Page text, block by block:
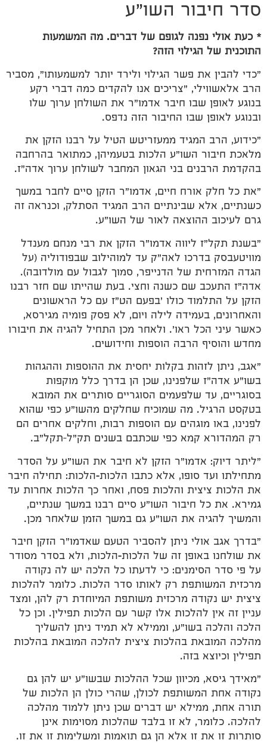
סדר חיבור השו"ע
* כעת אולי נפנה לגופם של דברים. מה המשמעות
התוכנית של הגילוי הזה?
"כדי להבין את פשר הגילוי ולירד יותר למשמעותו", מסביר
הרב אלאשווילי, "צריכים אנו להקדים כמה דברי רקע
בנוגע לאופן שבו חיבר אדמו"ר את השולחן ערוך שלו
ובנוגע לאופן שבו החיבור הזה נדפס.
"כידוע, הרב המגיד ממעזריטש הטיל על רבנו הזקן את
מלאכת חיבור השו"ע הלכות בטעמיהן, כמתואר בהרחבה
בהקדמת הרבנים בני הגאון המחבר לשולחן ערוך אדה"ז.
"את כל חלק אורח חיים, אדמו"ר הזקן סיים לחבר במשך
כשנתיים, אלא שבינתיים הרב המגיד הסתלק, וכנראה זה
גרם לעיכוב ההוצאה לאור של השו"ע.
"בשנת תקל"ז ליווה אדמו"ר הזקן את רבי מנחם מענדל
מוויטעבסק בדרכו לאה"ק עד למוהילוב שבפודוליה (על
הגדה המזרחית של הדנייפר, סמוך לגבול עם מולדובה).
אדה"ז התעכב שם כשנה וחצי. בעת שהייתו שם חזר רבנו
הזקן על התלמוד כולו 'בפעם הט"ז עם כל הראשונים
והאחרונים, בעמידה לילה ויום, לא פסק פומיה מגירסא,
כאשר עיני הכל ראו'. ולאחר מכן התחיל להגיה את חיבורו
מחדש והוסיף הרבה הוספות וחידושים.
"אגב, ניתן לזהות בקלות יחסית את ההוספות וההגהות
בשו"ע אדה"ז שלפנינו, שכן הן בדרך כלל מוקפות
בסוגריים, עד שלפעמים הסוגריים סותרים את המובא
בטקסט הרגיל. מה שמוכיח שחלקים מהשו"ע כפי שהוא
לפנינו, באו מוגהים עם הוספות רבות, וחלקים אחרים הם
רק המהדורא קמא כפי שכתבם בשנים תק"ל–תקל"ב.
"ליתר דיוק: אדמו"ר הזקן לא חיבר את השו"ע על הסדר
מתחילתו ועד סופו, אלא כתבו הלכות-הלכות: תחילה חיבר
את הלכות ציצית והלכות פסח, ואחר כך הלכות אחרות עד
גמירא. את כל חיבור השו"ע סיים רבנו במשך שנתיים,
והמשיך להגיה את השו"ע גם במשך הזמן שלאחר מכן.
"בדרך אגב אולי ניתן להסביר הטעם שאדמו"ר הזקן חיבר
את שולחנו באופן זה של הלכות-הלכות, ולא בסדר מסודר
על פי סדר הסימנים: כי לדעתו כל הלכה יש לה נקודה
מרכזית המשותפת רק לאותו סדר הלכות. כלומר להלכות
ציצית יש נקודה מרכזית משותפת המיוחדת רק להן, ומצד
עניין זה אין להלכות אלו קשר עם הלכות תפילין. וכן כל
הלכה והלכה בשו"ע, וממילא לא תמיד ניתן להשליך
מהלכה המובאת בהלכות ציצית להלכה המובאת בהלכות
תפילין וכיוצא בזה.
"מאידך גיסא, מכיוון שכל ההלכות שבשו"ע יש להן גם
נקודה אחת המשותפת לכולן, שהרי כולן הן הלכות של
תורה אחת, ממילא יש דברים שכן ניתן ללמוד מהלכה
להלכה. כלומר, לא זו בלבד שהלכות מסוימות אינן
סותרות זו את זו אלא הן גם תואמות ומשלימות זו את זו.